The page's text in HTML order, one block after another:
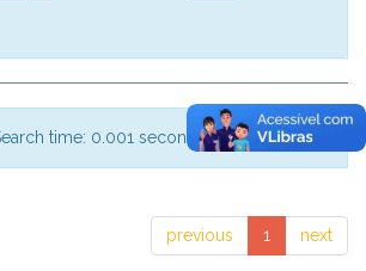
time: 0.001 seconds).
previous 1 next